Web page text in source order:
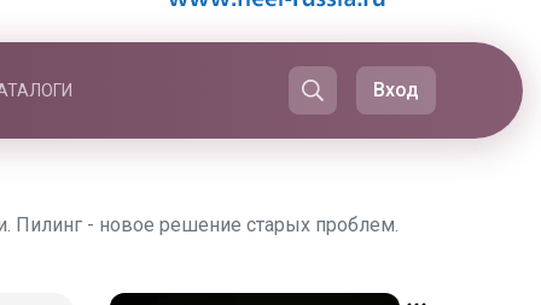
Вход
Пилинг - новое решение старых проблем.